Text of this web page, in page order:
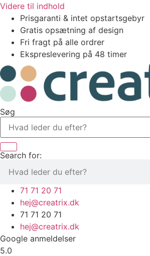
Videre til indhold
Prisgaranti & intet opstartsgebyr
Gratis opsætning af design
Fri fragt på alle ordrer
Ekspreslevering på 48 timer
Søg
Search for:
71 71 20 71
hej@creatrix.dk
71 71 20 71
hej@creatrix.dk
Google anmeldelser
5.0